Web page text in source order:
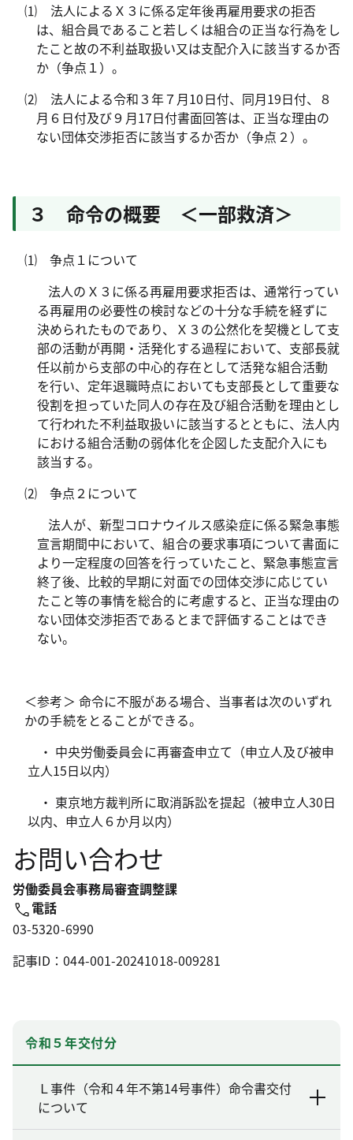
⑴ 法人によるＸ３に係る定年後再雇用要求の拒否
は、組合員であること若しくは組合の正当な行為をし
たこと故の不利益取扱い又は支配介入に該当するか否
か（争点１）。
⑵ 法人による令和３年７月10日付、同月19日付、８
月６日付及び９月17日付書面回答は、正当な理由の
ない団体交渉拒否に該当するか否か（争点２）。
３ 命令の概要 ＜一部救済＞
⑴ 争点１について
法人のＸ３に係る再雇用要求拒否は、通常行ってい
る再雇用の必要性の検討などの十分な手続を経ずに
決められたものであり、Ｘ３の公然化を契機として支
部の活動が再開・活発化する過程において、支部長就
任以前から支部の中心的存在として活発な組合活動
を行い、定年退職時点においても支部長として重要な
役割を担っていた同人の存在及び組合活動を理由とし
て行われた不利益取扱いに該当するとともに、法人内
における組合活動の弱体化を企図した支配介入にも
該当する。
⑵ 争点２について
法人が、新型コロナウイルス感染症に係る緊急事態
宣言期間中において、組合の要求事項について書面に
より一定程度の回答を行っていたこと、緊急事態宣言
終了後、比較的早期に対面での団体交渉に応じてい
たこと等の事情を総合的に考慮すると、正当な理由の
ない団体交渉拒否であるとまで評価することはでき
ない。
＜参考＞ 命令に不服がある場合、当事者は次のいずれ
かの手続をとることができる。
・ 中央労働委員会に再審査申立て（申立人及び被申
立人15日以内）
・ 東京地方裁判所に取消訴訟を提起（被申立人30日
以内、申立人６か月以内）
お問い合わせ
労働委員会事務局審査調整課
電話
03-5320-6990
記事ID：044-001-20241018-009281
令和５年交付分
Ｌ事件（令和４年不第14号事件）命令書交付
について